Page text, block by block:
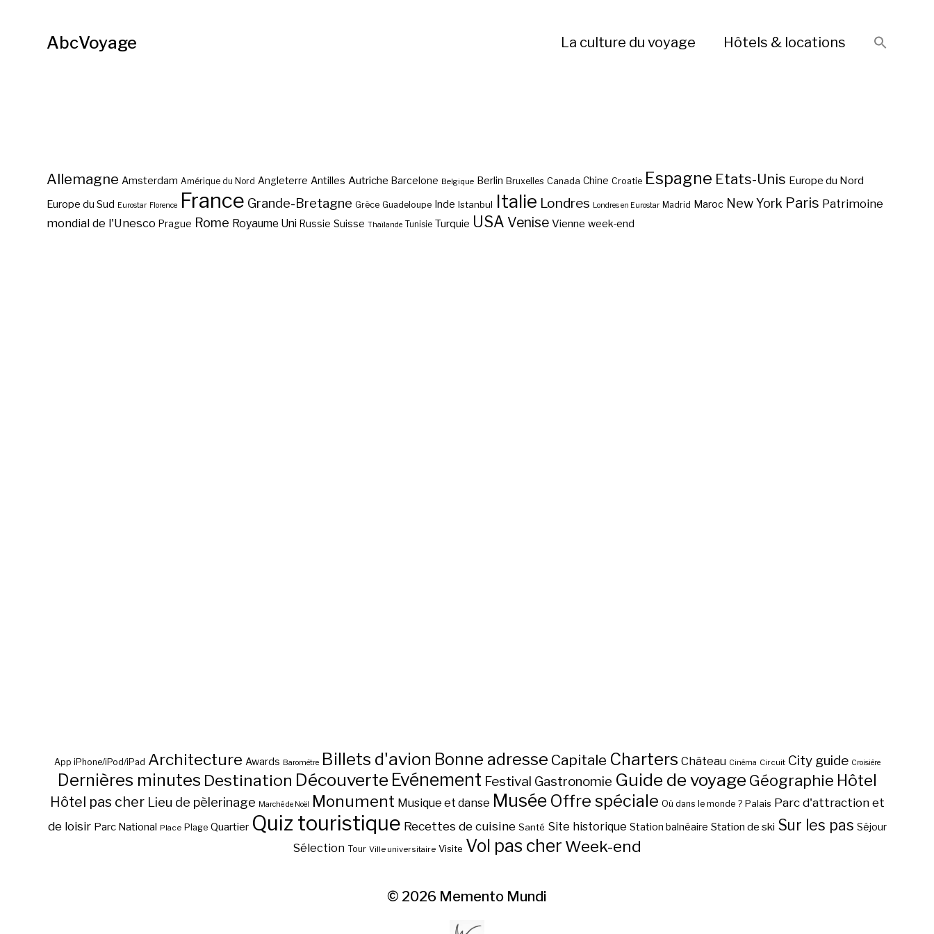
AbcVoyage La culture du voyage Hôtels & locations
Allemagne Amsterdam Amérique du Nord Angleterre Antilles Autriche Barcelone Belgique Berlin Bruxelles Canada Chine Croatie Espagne Etats-Unis Europe du Nord
Europe du Sud Eurostar Florence France Grande-Bretagne Grèce Guadeloupe Inde Istanbul Italie Londres Londres en Eurostar Madrid Maroc New York Paris Patrimoine
mondial de l'Unesco Prague Rome Royaume Uni Russie Suisse Thaïlande Tunisie Turquie USA Venise Vienne week-end
App iPhone/iPod/iPad Architecture Awards Baromètre Billets d'avion Bonne adresse Capitale Charters Château Cinéma Circuit City guide Croisière
Dernières minutes Destination Découverte Evénement Festival Gastronomie Guide de voyage Géographie Hôtel
Hôtel pas cher Lieu de pèlerinage Marché de Noël Monument Musique et danse Musée Offre spéciale Où dans le monde ? Palais Parc d'attraction et
de loisir Parc National Place Plage Quartier Quiz touristique Recettes de cuisine Santé Site historique Station balnéaire Station de ski Sur les pas Séjour
Sélection Tour Ville universitaire Visite Vol pas cher Week-end
© 2026 Memento Mundi